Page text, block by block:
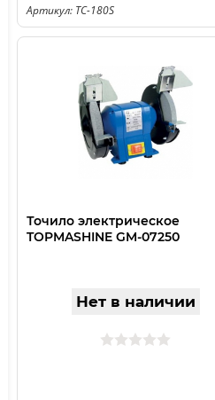
Артикул: TC-180S
Точило электрическое
TOPMASHINE GM-07250
Нет в наличии